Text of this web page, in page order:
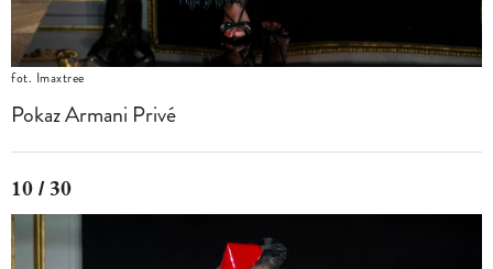
fot. Imaxtree
Pokaz Armani Privé
10 / 30